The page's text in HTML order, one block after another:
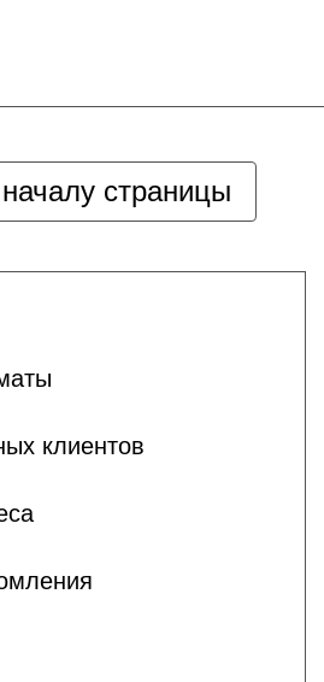
страницы
клиентов